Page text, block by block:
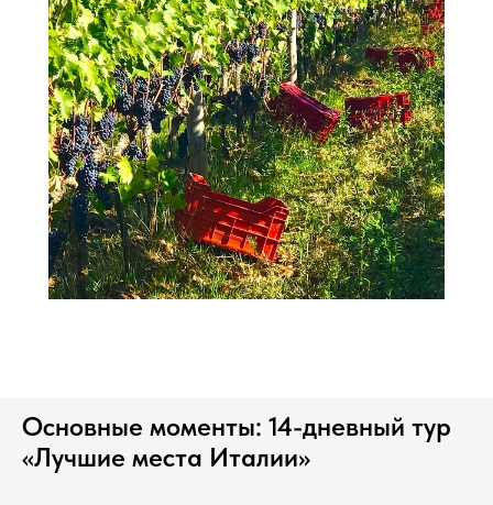
Основные моменты: 14-дневный тур
«Лучшие места Италии»